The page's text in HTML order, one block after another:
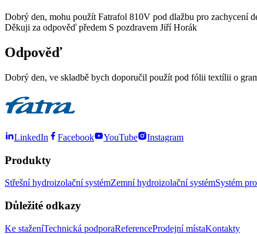
Dobrý den, mohu použít Fatrafol 810V pod dlažbu pro zachycení
Děkuji za odpověď předem S pozdravem Jiří Horák
Odpověď
Dobrý den, ve skladbě bych doporučil použít pod fólii textílii o
LinkedIn Facebook YouTube Instagram
Produkty
Střešní hydroizolační systémZemní hydroizolační systémSystém
Důležité odkazy
Ke staženíTechnická podporaReferenceProdejní místaKontakty